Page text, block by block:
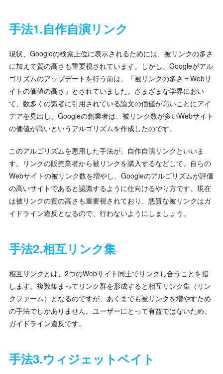
手法1.自作自演リンク
現状、Googleの検索上位に表示されるためには、被リンクの多さ
に加えて質の高さも重要視されています。しかし、Googleがアル
ゴリズムのアップデートを行う前は、「被リンクの多さ＝Webサ
イトの価値の高さ」とされていました。さまざまな学界におい
て、数多くの識者に引用されている論文の価値が高いことにアイ
デアを見出し、Googleの創業者は、被リンク数が多いWebサイト
の価値が高いというアルゴリズムを作成したのです。
このアルゴリズムを悪用した手法が、自作自演リンクといいま
す。リンクの販売業者から被リンクを購入するなどして、自らの
Webサイトの被リンク数を増やし、Googleのアルゴリズムが評価
の高いサイトであると認識するように仕向けるやり方です。現在
は被リンクの質の高さも重要視されており、悪質な被リンクはガ
イドライン違反となるので、行わないようにしましょう。
手法2.相互リンク集
相互リンクとは、2つのWebサイト同士でリンクし合うことを指
します。複数集まってリンク群を形成すると相互リンク集（リン
クファーム）となるのですが、あくまでも被リンクを増やすため
の手法でしかありません。ユーザーにとって有益ではないため、
ガイドライン違反です。
手法3.ウィジェットベイト